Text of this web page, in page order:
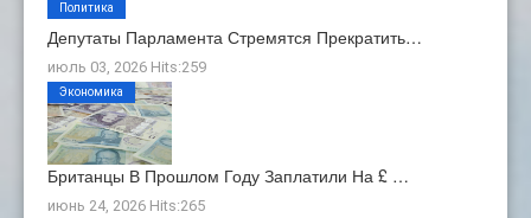
Депутаты Парламента Стремятся Прекратить…
июль 03, 2026 Hits:259
Политика
Британцы В Прошлом Году Заплатили На £ …
июнь 24, 2026 Hits:265
Экономика